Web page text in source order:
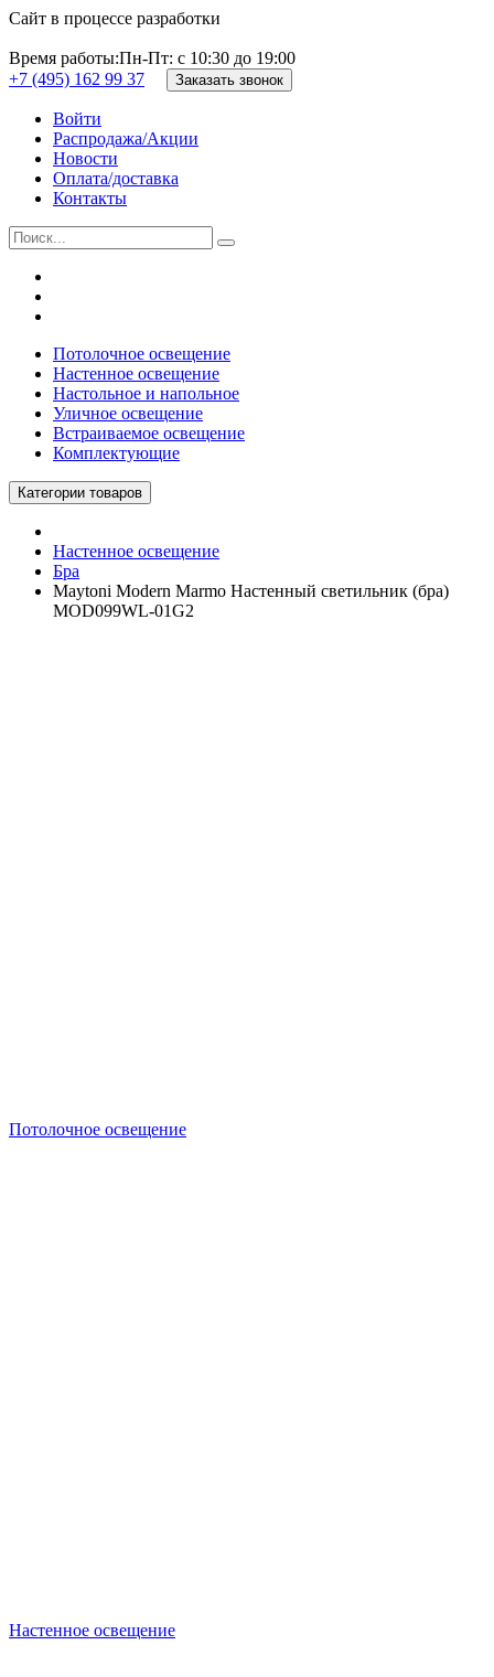
Сайт в процессе разработки
Время работы:Пн-Пт: с 10:30 до 19:00
+7 (495) 162 99 37
Заказать звонок
Войти
Распродажа/Акции
Новости
Оплата/доставка
Контакты
Потолочное освещение
Настенное освещение
Настольное и напольное
Уличное освещение
Встраиваемое освещение
Комплектующие
Категории товаров
Настенное освещение
Бра
Maytoni Modern Marmo Настенный светильник (бра)
MOD099WL-01G2
Потолочное освещение
Настенное освещение